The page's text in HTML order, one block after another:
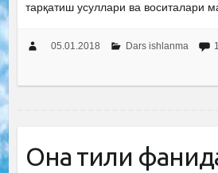
тарқатиш усуллари ва воситалари
05.01.2018 Dars ishlanma
Она тили